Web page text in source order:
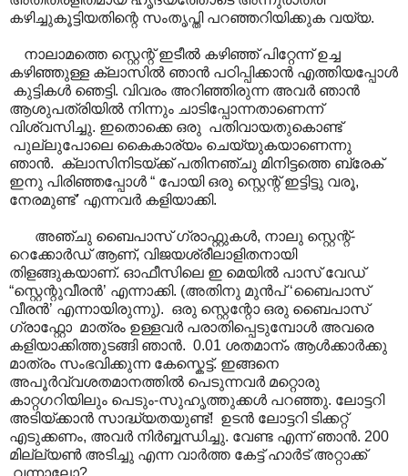
കഴിച്ചുകൂട്ടിയതിന്റെ സംതൃപ്തി പറഞ്ഞറിയിക്കുക വയ്യ.
നാലാമത്തെ സ്റ്റെന്റ് ഇടീൽ കഴിഞ്ഞ് പിറ്റേന്ന് ഉച്ച
കഴിഞ്ഞുള്ള ക്ലാസിൽ ഞാൻ പഠിപ്പിക്കാൻ എത്തിയപ്പോൾ
കുട്ടികൾ ഞെട്ടി. വിവരം അറിഞ്ഞിരുന്ന അവർ ഞാൻ
ആശുപത്രിയിൽ നിന്നും ചാടിപ്പോന്നതാണെന്ന്
വിശ്വസിച്ചു. ഇതൊക്കെ ഒരു പതിവായതുകൊണ്ട്
പുല്ലുപോലെ കൈകാര്യം ചെയ്യുകയാണെന്നു
ഞാൻ. ക്ലാസിനിടയ്ക്ക് പതിനഞ്ചു മിനിട്ടത്തെ ബ്രേക്
ഇനു പിരിഞ്ഞപ്പോൾ “ പോയി ഒരു സ്റ്റെന്റ് ഇട്ടിട്ടു വരൂ,
നേരമുണ്ട്’ എന്നവർ കളിയാക്കി.
അഞ്ചു ബൈപാസ് ഗ്രാഫ്റ്റുകൾ, നാലു സ്റ്റെന്റ്-
റെക്കോർഡ് ആണ്, വിജയശ്രീലാളിതനായി
തിളങ്ങുകയാണ്. ഓഫീസിലെ ഇ മെയിൽ പാസ് വേഡ്
“സ്റ്റെന്റുവീരൻ’ എന്നാക്കി. (അതിനു മുൻപ് ‘ബൈപാസ്
വീരൻ’ എന്നായിരുന്നു). ഒരു സ്റ്റെന്റോ ഒരു ബൈപാസ്
ഗ്രാഫ്റ്റോ മാത്രം ഉള്ളവർ പരാതിപ്പെടുമ്പോൾ അവരെ
കളിയാക്കിത്തുടങ്ങി ഞാൻ. 0.01 ശതമാന്ം ആൾക്കാർക്കു
മാത്രം സംഭവിക്കുന്ന കേസ്കെട്ട്. ഇങ്ങനെ
അപൂർവ്വശതമാനത്തിൽ പെടുന്നവർ മറ്റൊരു
കാറ്റഗറിയിലും പെടും-സുഹൃത്തുക്കൾ പറഞ്ഞു. ലോട്ടറി
അടിയ്ക്കാൻ സാദ്ധ്യതയുണ്ട്! ഉടൻ ലോട്ടറി ടിക്കറ്റ്
എടുക്കണം, അവർ നിർബ്ബന്ധിച്ചു. വേണ്ട എന്ന് ഞാൻ. 200
മില്ല്യൺ അടിച്ചു എന്ന വാർത്ത കേട്ട് ഹാർട് അറ്റാക്ക്
വന്നാലോ?